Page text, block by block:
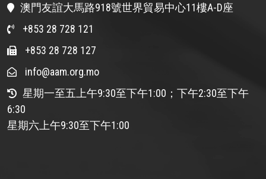
澳門友誼大馬路918號世界貿易中心11樓A-D座
+853 28 728 121
+853 28 728 127
info@aam.org.mo
星期一至五上午9:30至下午1:00；下午2:30至下午
6:30
星期六上午9:30至下午1:00